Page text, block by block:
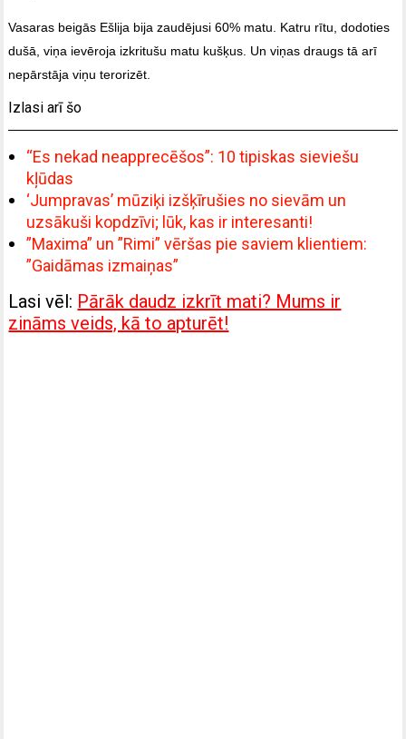
Vasaras beigās Ešlija bija zaudējusi 60% matu. Katru rītu, dodoties
dušā, viņa ievēroja izkritušu matu kušķus. Un viņas draugs tā arī
nepārstāja viņu terorizēt.
Izlasi arī šo
“Es nekad neapprecēšos”: 10 tipiskas sieviešu
kļūdas
‘Jumpravas’ mūziķi izšķīrušies no sievām un
uzsākuši kopdzīvi; lūk, kas ir interesanti!
”Maxima” un ”Rimi” vēršas pie saviem klientiem:
”Gaidāmas izmaiņas”
Lasi vēl: Pārāk daudz izkrīt mati? Mums ir
zināms veids, kā to apturēt!